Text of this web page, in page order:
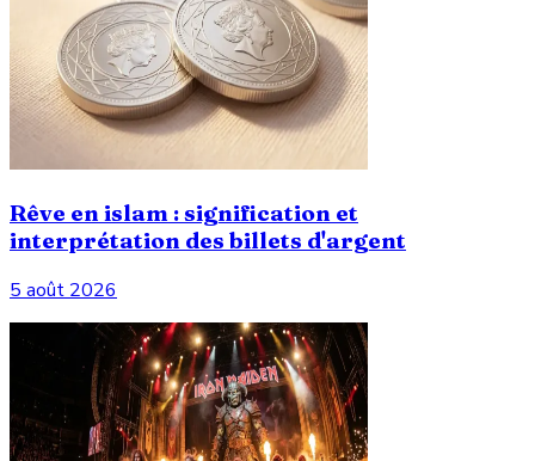
Rêve en islam : signification et
interprétation des billets d'argent
5 août 2026